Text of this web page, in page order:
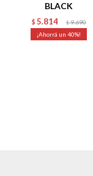
BLACK
$ 5.814 $ 9.690
40